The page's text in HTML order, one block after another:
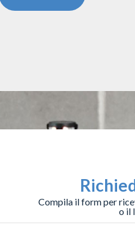
Compila il form per
o il